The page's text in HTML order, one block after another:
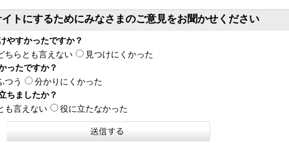
トにするためにみなさまのご意見をお聞かせください
やすかったですか？
ちらとも言えない
見つけにくかった
ったですか？
つう
分かりにくかった
ちましたか？
も言えない 役に立たなかった